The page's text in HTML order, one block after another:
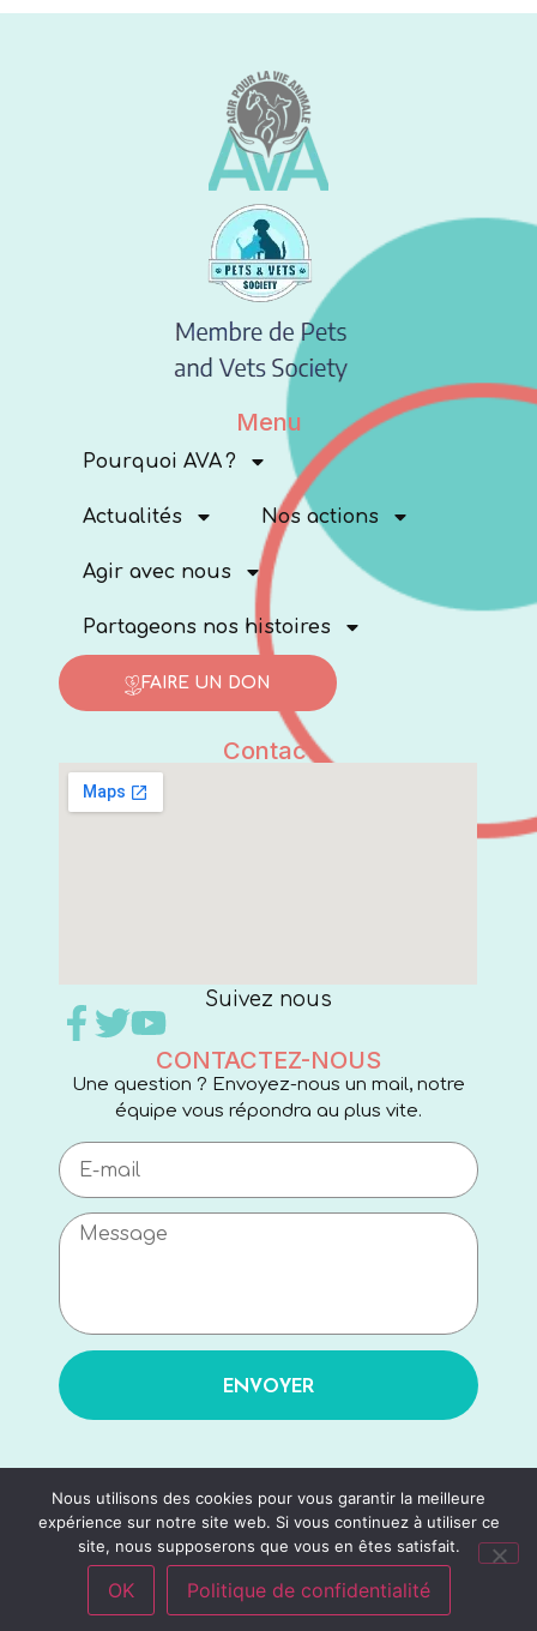
Menu
Pourquoi AVA ?
Actualités Nos actions
Agir avec nous
Partageons nos histoires
FAIRE UN DON
Contact
Suivez nous
CONTACTEZ-NOUS
Une question ? Envoyez-nous un mail, notre
équipe vous répondra au plus vite.
ENVOYER
Nous utilisons des cookies pour vous garantir la meilleure
expérience sur notre site web. Si vous continuez à utiliser ce
site, nous supposerons que vous en êtes satisfait.
OK Politique de confidentialité